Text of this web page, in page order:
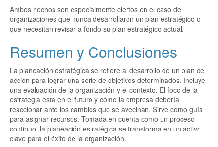
Ambos hechos son especialmente ciertos en el caso de
organizaciones que nunca desarrollaron un plan estratégico o
que necesitan revisar a fondo su plan estratégico actual.
Resumen y Conclusiones
La planeación estratégica se refiere al desarrollo de un plan de
acción para lograr una serie de objetivos determinados. Incluye
una evaluación de la organización y el contexto. El foco de la
estrategia está en el futuro y cómo la empresa debería
reaccionar ante los cambios que se avecinan. Sirve como guía
para asignar recursos. Tomada en cuenta como un proceso
continuo, la planeación estratégica se transforma en un activo
clave para el éxito de la organización.